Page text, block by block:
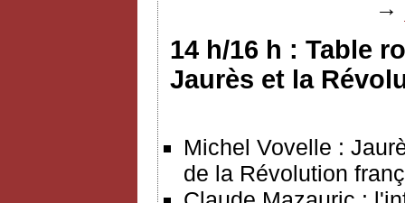
→
14 h/16 h : Table
Jaurès et la
Michel Vovelle :
de la Révolution